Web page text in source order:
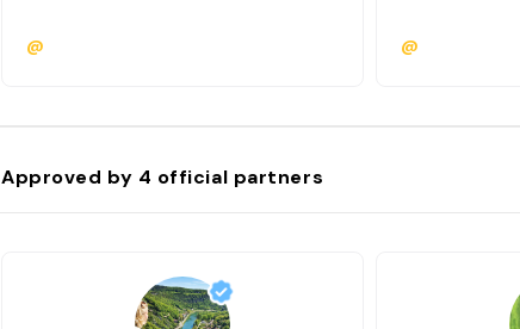
@ @
Approved by 4 official partners